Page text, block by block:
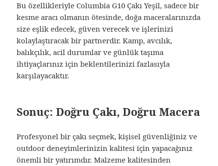
Bu özellikleriyle Columbia G10 Çakı Yeşil, sadece bir
kesme aracı olmanın ötesinde, doğa maceralarınızda
size eşlik edecek, güven verecek ve işlerinizi
kolaylaştıracak bir partnerdir. Kamp, avcılık,
balıkçılık, acil durumlar ve günlük taşıma
ihtiyaçlarınız için beklentilerinizi fazlasıyla
karşılayacaktır.
Sonuç: Doğru Çakı, Doğru Macera
Profesyonel bir çakı seçmek, kişisel güvenliğiniz ve
outdoor deneyimlerinizin kalitesi için yapacağınız
önemli bir yatırımdır. Malzeme kalitesinden